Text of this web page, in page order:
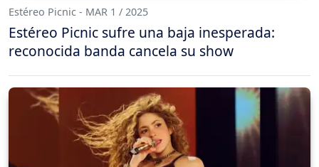
Estéreo Picnic - MAR 1 / 2025
Estéreo Picnic sufre una baja inesperada:
reconocida banda cancela su show